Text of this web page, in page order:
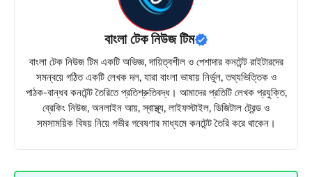
বাংলা টেক নিউজ টিম
বাংলা টেক নিউজ টিম একটি অভিজ্ঞ, দায়িত্বশীল ও পেশাদার কনটেন্ট রাইটারদের
সমন্বয়ে গঠিত একটি লেখক দল, যারা বাংলা ভাষায় নির্ভুল, তথ্যভিত্তিক ও
পাঠক-বান্ধব কনটেন্ট তৈরিতে প্রতিশ্রুতিবদ্ধ। আমাদের প্রতিটি লেখক প্রযুক্তি,
ব্রেকিং নিউজ, অনলাইন আয়, স্বাস্থ্য, লাইফস্টাইল, ডিজিটাল ট্রেন্ড ও
সমসাময়িক বিষয় নিয়ে গভীর গবেষণার মাধ্যমে কনটেন্ট তৈরি করে থাকেন।